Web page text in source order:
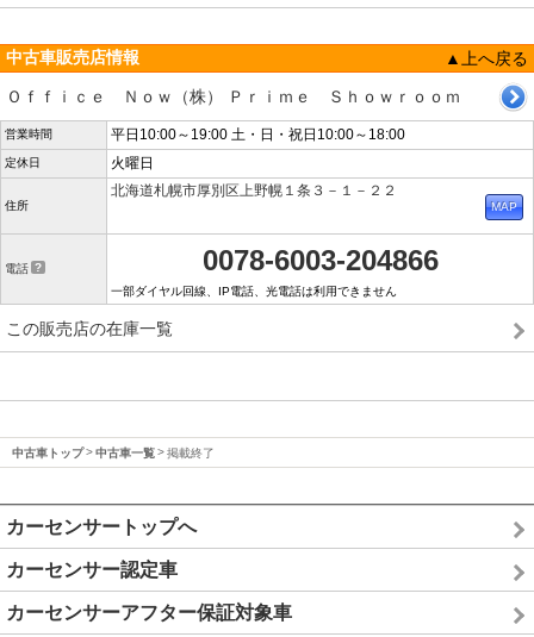
中古車販売店情報
▲上へ戻る
Ｏｆｆｉｃｅ Ｎｏｗ（株） Ｐｒｉｍｅ Ｓｈｏｗｒｏｏｍ
営業時間 平日10:00～19:00 土・日・祝日10:00～18:00
定休日 火曜日
住所
北海道札幌市厚別区上野幌１条３－１－２２
電話 0078-6003-204866
一部ダイヤル回線、IP電話、光電話は利用できません
この販売店の在庫一覧
中古車トップ 中古車一覧 掲載終了
カーセンサートップへ
カーセンサー認定車
カーセンサーアフター保証対象車